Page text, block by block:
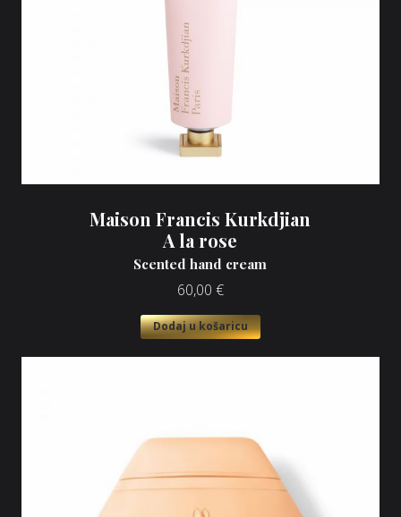
Maison Francis Kurkdjian
A la rose
Scented hand cream
60,00 €
Dodaj u košaricu